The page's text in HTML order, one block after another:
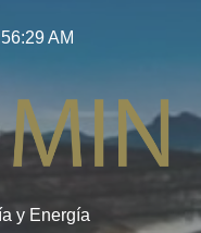
AM
y Energía